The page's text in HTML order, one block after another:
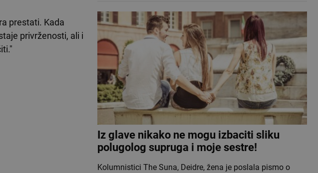
prestati. Kada
privrženosti, ali i
Iz glave nikako ne mogu izbaciti sliku
polugolog supruga i moje sestre!
Kolumnistici The Suna, Deidre, žena je poslala pismo o